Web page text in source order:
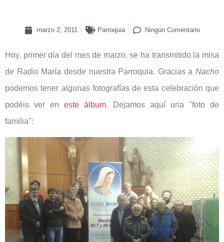
marzo 2, 2011 Parroquia Ningún Comentario
Hoy, primer día del mes de marzo, se ha transmitido la misa
de Radio María desde nuestra Parroquia. Gracias a Nacho
podemos tener algunas fotografías de esta celebración que
podéis ver en este álbum. Dejamos aquí una "foto de
familia":